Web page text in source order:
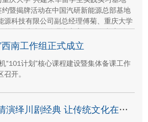
约暨揭牌活动在中国汽研新能源总部基地
源科技有限公司副总经理傅菊、重庆大学
兼留学生事务管理中心主任阳春出席活
、教师代表及来华留学生代表共同参
南工作组正式成立
“101计划”核心课程建设暨集体备课工作
开。
重大青年学子倾情演绎川剧经典 让传统文化在校园“活”起来